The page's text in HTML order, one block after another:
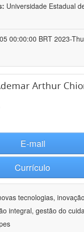
Universidade Estadual
00:00:00 BRT 2023-
Arthur
E-mail
Currículo
tecnologias,
integral, gestão do